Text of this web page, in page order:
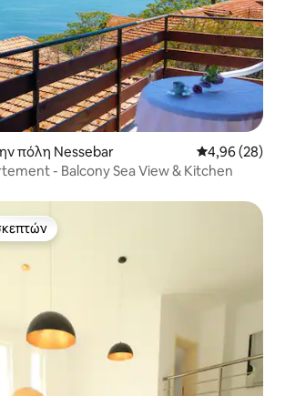
πόλη Nessebar Μέση
4,96 (28)
- Balcony Sea View & Kitchen
επισκεπτών